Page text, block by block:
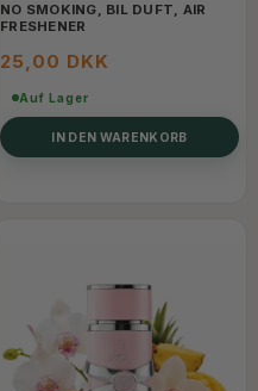
NO SMOKING, BIL DUFT, AIR
FRESHENER
25,00 DKK
Auf Lager
IN DEN WARENKORB